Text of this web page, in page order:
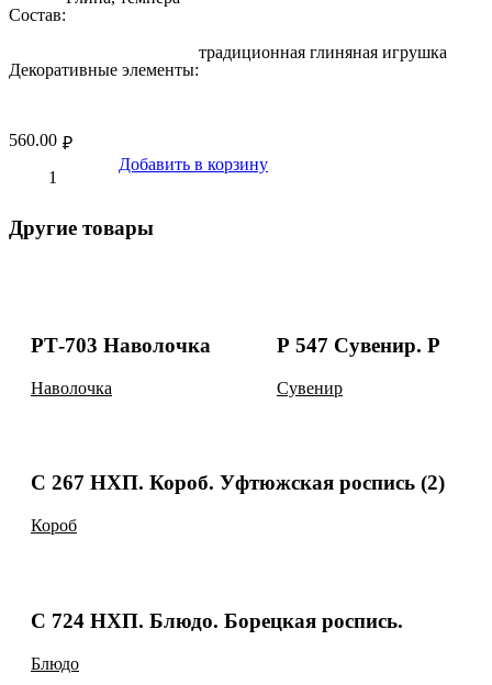
Состав:
Декоративные элементы:
традиционная глиняная игрушка
₽
560.00
Добавить в корзину
Другие товары
РТ-703 Наволочка
Наволочка
Р 547 Сувенир. Р
Сувенир
С 267 НХП. Короб. Уфтюжская роспись (2)
Короб
С 724 НХП. Блюдо. Борецкая роспись.
Блюдо